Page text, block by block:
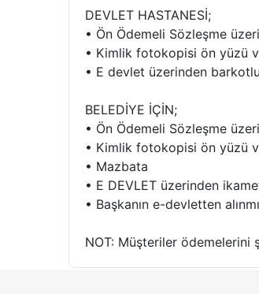
DEVLET HASTANESİ;
• Ön Ödemeli Sözleşme
• Kimlik fotokopisi ön yüzü
• E devlet üzerinden
BELEDİYE İÇİN;
• Ön Ödemeli Sözleşme
• Kimlik fotokopisi ön yüzü
• Mazbata
• E DEVLET üzerinden
• Başkanın e-devletten
NOT: Müşteriler ödemelerini